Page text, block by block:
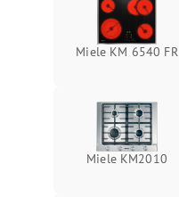
Miele KM 6540 FR
Miele KM2010